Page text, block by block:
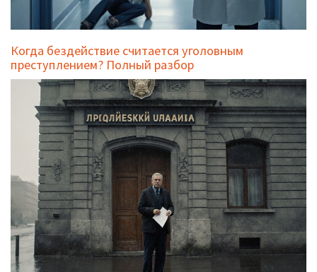
Когда бездействие считается уголовным
преступлением? Полный разбор